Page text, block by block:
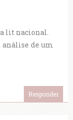
lit nacional.
análise de um
Responder